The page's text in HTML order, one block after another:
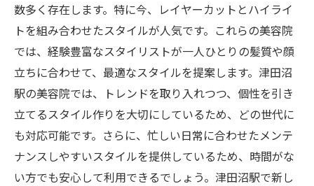
魅力的なレイヤーカットとハイライトで津田沼
駅周辺のスタイル革命
津田沼駅のスタイリストが提案する革新的
なヘアスタイル
レイヤーカットとハイライトのベストコン
ビネーション
津田沼駅でトライしたい最新スタイル
スタイル革命を実現するテクニック
数多く存在します。特に今、レイヤーカットとハイライ
トを組み合わせたスタイルが人気です。これらの美容院
では、経験豊富なスタイリストが一人ひとりの髪質や顔
立ちに合わせて、最適なスタイルを提案します。津田沼
駅の美容院では、トレンドを取り入れつつ、個性を引き
立てるスタイル作りを大切にしているため、どの世代に
も対応可能です。さらに、忙しい日常に合わせたメンテ
ナンスしやすいスタイルを提供しているため、時間がな
い方でも安心して利用できるでしょう。津田沼駅で新し